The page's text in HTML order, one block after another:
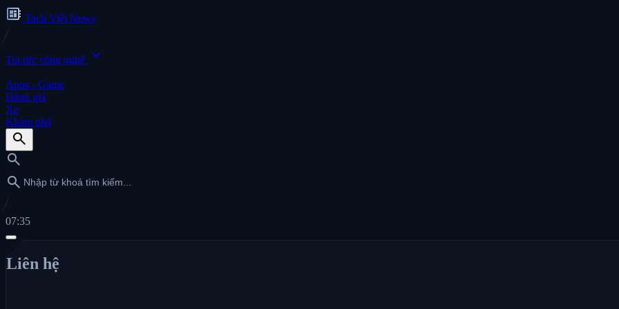
developer_board Tech Việt News
Tin tức công nghệ expand_more
Apps - Game
Đánh giá
Xe
Khám phá
search
search
search
07:35
Liên hệ